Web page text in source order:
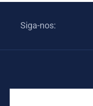
Siga-nos: